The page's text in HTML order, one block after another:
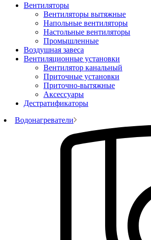
Вентиляторы
Вентиляторы вытяжные
Напольные вентиляторы
Настольные вентиляторы
Промышленные
Воздушная завеса
Вентиляционные установки
Вентилятор канальный
Приточные установки
Приточно-вытяжные
Аксессуары
Дестратификаторы
Водонагреватели